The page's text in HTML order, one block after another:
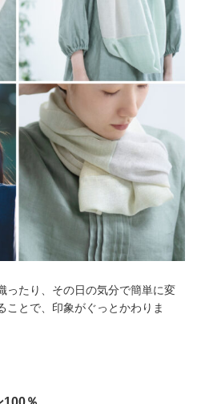
ったり、その日の気分で簡単に変
ことで、印象がぐっとかわりま